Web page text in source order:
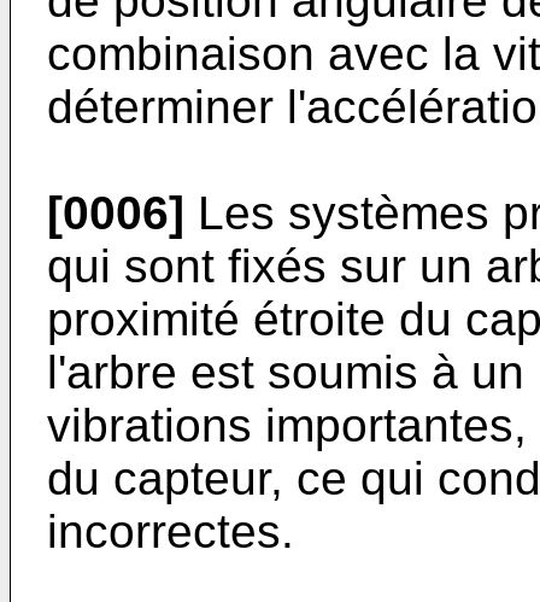
combinaison avec la
déterminer
[0006] Les systèmes
qui sont fixés sur un
proximité étroite du
l'arbre est soumis à
vibrations
du capteur, ce qui
incorrectes.